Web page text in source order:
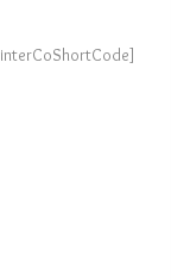
[PrinterCoShortCode]